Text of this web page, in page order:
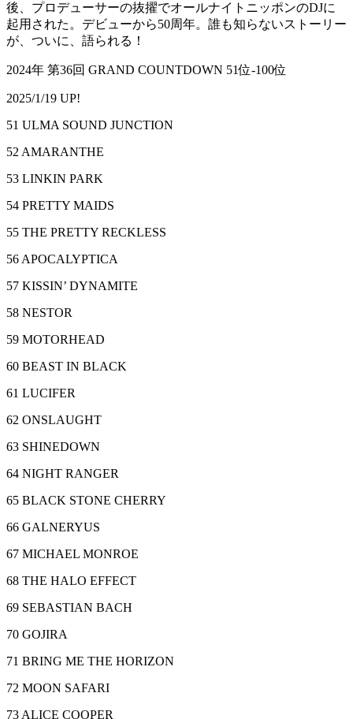
後、プロデューサーの抜擢でオールナイトニッポンのDJに
起用された。デビューから50周年。誰も知らないストーリー
が、ついに、語られる！
2024年 第36回 GRAND COUNTDOWN 51位-100位
2025/1/19 UP!
51 ULMA SOUND JUNCTION
52 AMARANTHE
53 LINKIN PARK
54 PRETTY MAIDS
55 THE PRETTY RECKLESS
56 APOCALYPTICA
57 KISSIN’ DYNAMITE
58 NESTOR
59 MOTORHEAD
60 BEAST IN BLACK
61 LUCIFER
62 ONSLAUGHT
63 SHINEDOWN
64 NIGHT RANGER
65 BLACK STONE CHERRY
66 GALNERYUS
67 MICHAEL MONROE
68 THE HALO EFFECT
69 SEBASTIAN BACH
70 GOJIRA
71 BRING ME THE HORIZON
72 MOON SAFARI
73 ALICE COOPER